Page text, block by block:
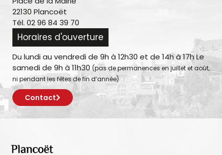
22130 Plancoët
Tél. 02 96 84 39 70
Horaires d'ouverture
Du lundi au vendredi de 9h à 12h30 et de 14h à 17h Le
samedi de 9h à 11h30 (pas de permanences en juillet et août,
ni pendant les fêtes de fin d’année)
Contact